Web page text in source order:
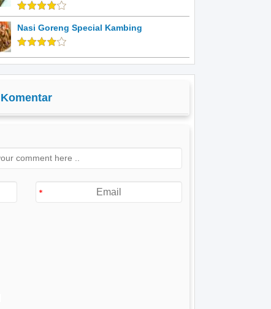
Nasi Goreng Special Kambing
Komentar